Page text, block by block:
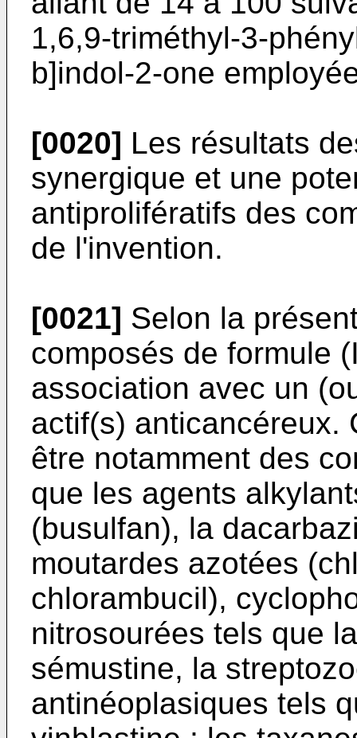
1,6,9-triméthyl-3-
b]indol-2-one
[0020] Les résultats
synergique et une
antiprolifératifs des
de l'invention.
[0021] Selon la
composés de formule
association avec un
actif(s) anticancéreux.
être notamment des
que les agents
(busulfan), la
moutardes azotées
chlorambucil),
nitrosourées tels que
sémustine, la
antinéoplasiques tels